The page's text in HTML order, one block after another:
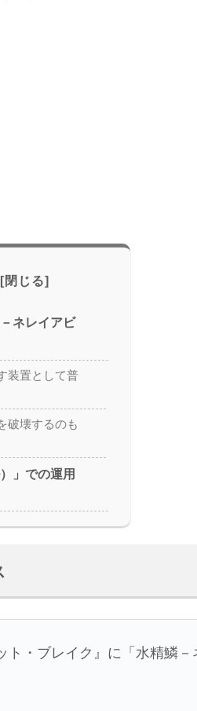
ネレイアビ
装置として普
破壊するのも
」での運用
ト・ブレイク』に「水精鱗－